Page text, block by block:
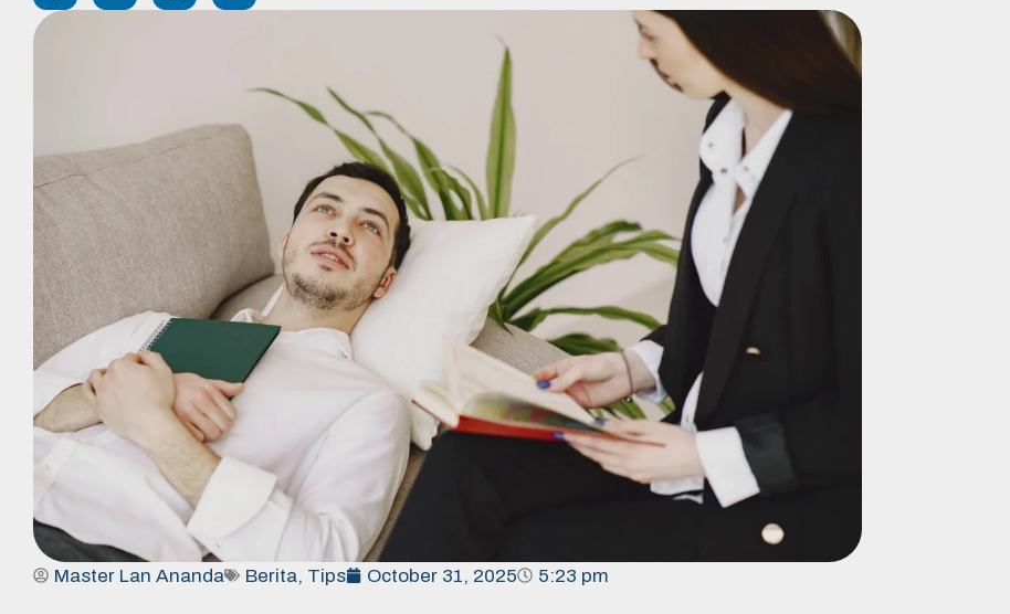
Master Lan Ananda Berita, Tips October 31, 2025 5:23 pm